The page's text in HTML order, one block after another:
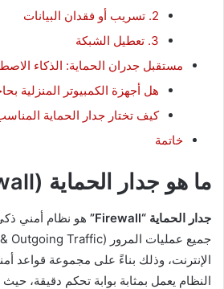
2. تسريب أو فقدان البيانات
3. تعطيل الشبكة
مستقبل جدران الحماية: الذكاء
هل أجهزة الكمبيوتر المنزلية
كيف تختار جدار الحماية
خاتمة
ما هو جدار الحماية (Firewall)؟
جدار الحماية “Firewall”
هو نظام أمني
الإنترنت، وذلك بناءً على مجموعة قواعد
النظام يعمل بمثابة بوابة تحكم دقيقة،